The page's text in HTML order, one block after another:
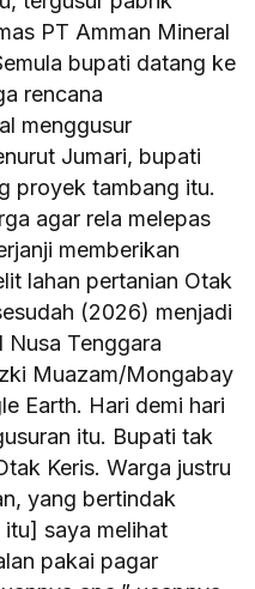
PT Amman Mineral
bupati datang ke
rencana
menggusur
Jumari, bupati
proyek tambang itu.
agar rela melepas
memberikan
lahan pertanian Otak
(2026) menjadi
Nusa Tenggara
Muazam/Mongabay
Earth. Hari demi hari
itu. Bupati tak
Keris. Warga justru
yang bertindak
saya melihat
pakai pagar